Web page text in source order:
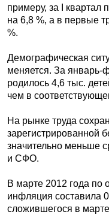
примеру, за I квартал
на 6,8 %, а в первые
%.
Демографическая
меняется. За январь-
родилось 4,6 тыс.
чем в
На рынке труда
зарегистрированной
значительно меньше
и СФО.
В марте 2012 года по
инфляция составила
сложившегося в